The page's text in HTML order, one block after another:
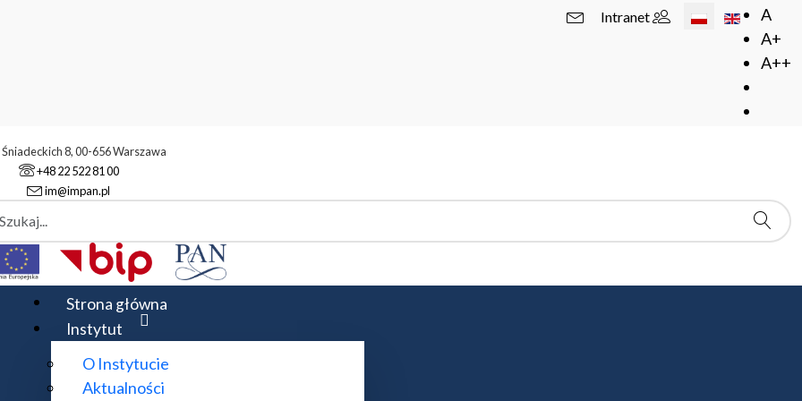
A
A+
A++
Wybierz swój język
Intranet
Śniadeckich 8, 00-656 Warszawa
+48 22 522 81 00
im@impan.pl
Strona główna
Instytut
O Instytucie
Aktualności
i Analiza Stochastyczna
Stochastyczna
Tomasz Szarek